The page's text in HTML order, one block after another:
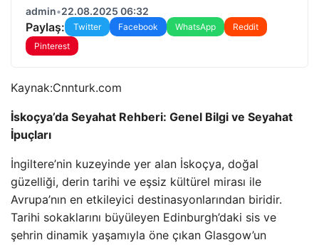
admin•22.08.2025 06:32
Paylaş: Twitter Facebook WhatsApp
Reddit
Pinterest
Kaynak:Cnnturk.com
İskoçya’da Seyahat Rehberi: Genel Bilgi ve Seyahat
İpuçları
İngiltere’nin kuzeyinde yer alan İskoçya, doğal
güzelliği, derin tarihi ve eşsiz kültürel mirası ile
Avrupa’nın en etkileyici destinasyonlarından biridir.
Tarihi sokaklarını büyüleyen Edinburgh’daki sis ve
şehrin dinamik yaşamıyla öne çıkan Glasgow’un